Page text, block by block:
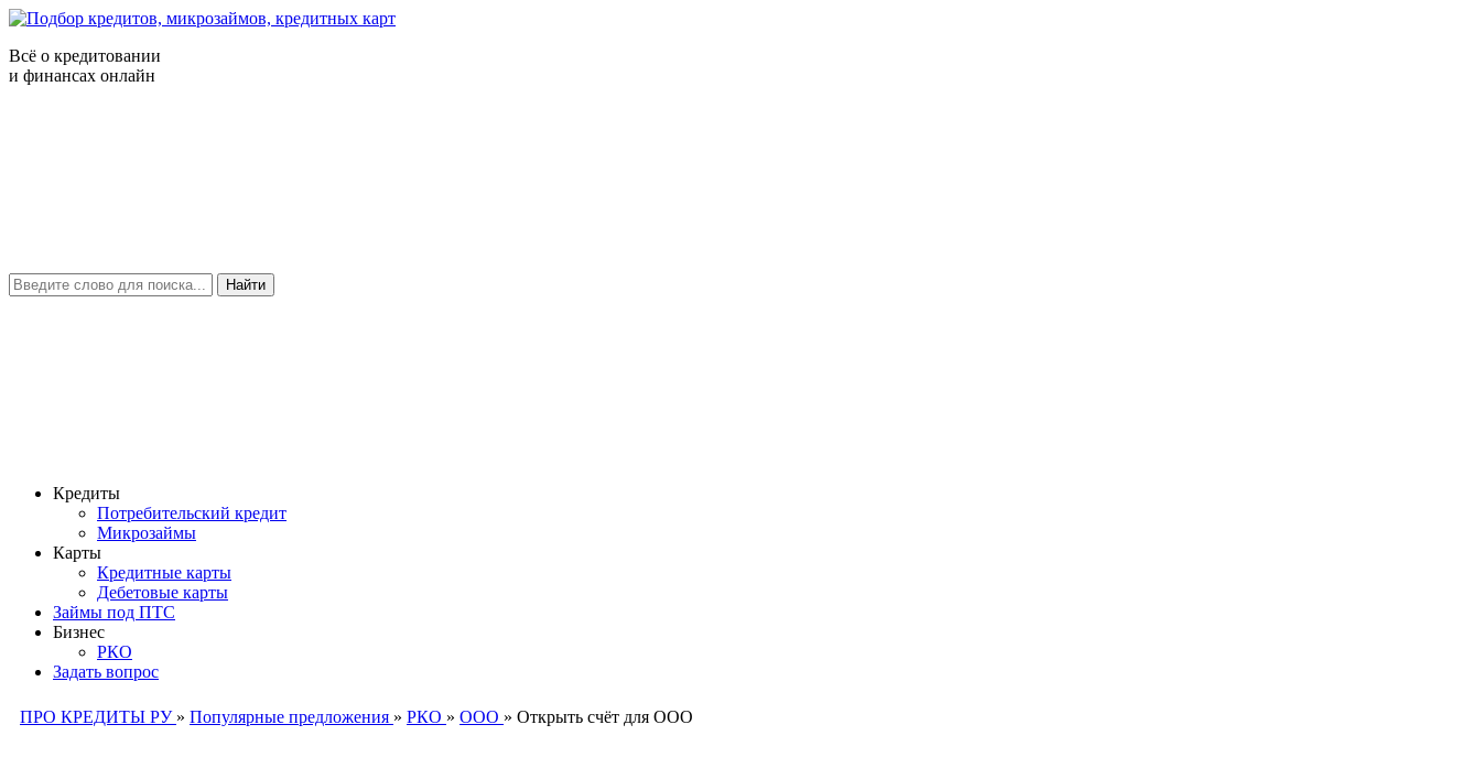
Всё о кредитовании
и финансах онлайн
Найти
Кредиты
Потребительский кредит
Микрозаймы
Карты
Кредитные карты
Дебетовые карты
Займы под ПТС
Бизнес
РКО
Задать вопрос
ПРО КРЕДИТЫ РУ » Популярные предложения » РКО » ООО » Открыть счёт для ООО